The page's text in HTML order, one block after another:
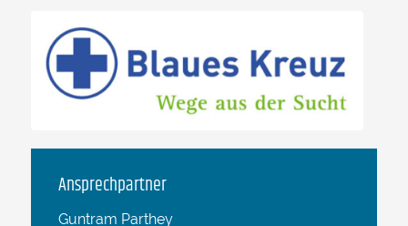
Ansprechpartner
Guntram Parthey